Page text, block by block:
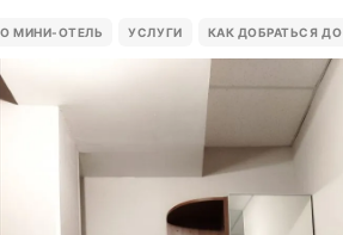
МИНИ-ОТЕЛЬ УСЛУГИ КАК ДОБРАТЬСЯ